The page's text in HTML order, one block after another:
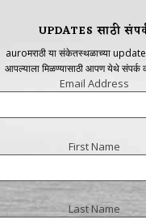
UPDATES साठी
auroमराठी या संकेतस्थळाच्या
आपल्याला मिळण्यासाठी आपण येथे
Email Address
First Name
Last Name